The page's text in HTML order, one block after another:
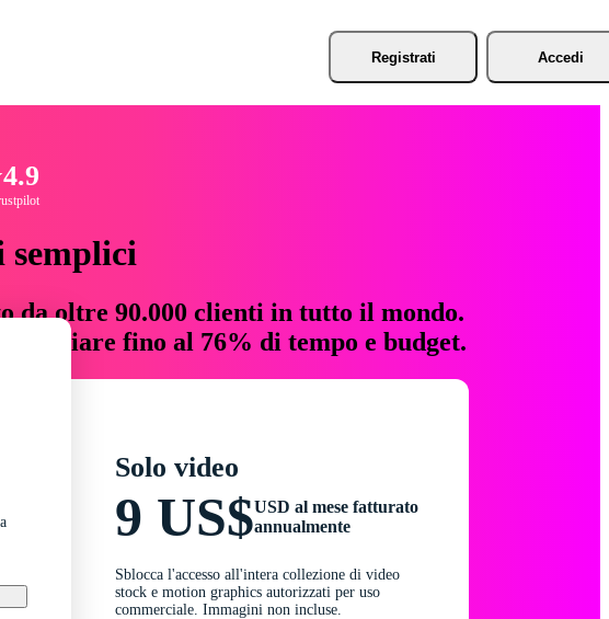
Registrati Accedi
4.9
semplici
da oltre 90.000 clienti in tutto il mondo.
fino al 76% di tempo e budget.
Solo video
9 US$USD al mese fatturato
annualmente
Sblocca l'accesso all'intera collezione di video
stock e motion graphics autorizzati per uso
commerciale. Immagini non incluse.